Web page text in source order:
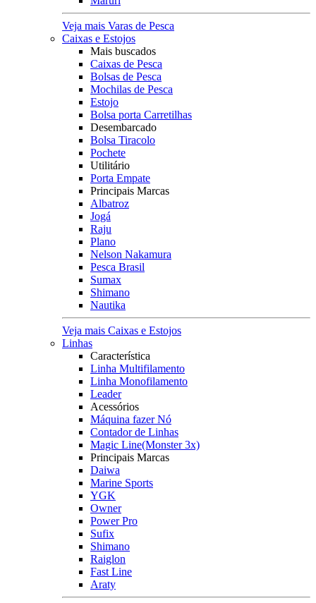
Veja mais Varas de Pesca
Caixas e Estojos
Mais buscados
Caixas de Pesca
Bolsas de Pesca
Mochilas de Pesca
Estojo
Bolsa porta Carretilhas
Desembarcado
Bolsa Tiracolo
Pochete
Utilitário
Porta Empate
Principais Marcas
Albatroz
Jogá
Raju
Plano
Nelson Nakamura
Pesca Brasil
Sumax
Shimano
Nautika
Veja mais Caixas e Estojos
Linhas
Característica
Linha Multifilamento
Linha Monofilamento
Leader
Acessórios
Máquina fazer Nó
Contador de Linhas
Magic Line(Monster 3x)
Principais Marcas
Daiwa
Marine Sports
YGK
Owner
Power Pro
Sufix
Shimano
Raiglon
Fast Line
Araty